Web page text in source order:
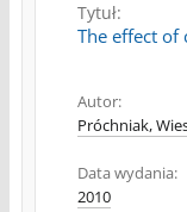
Tytuł:
The effect
Autor:
Próchniak,
Data wydania:
2010